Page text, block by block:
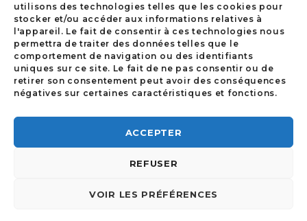
utilisons des technologies telles que les cookies pour
stocker et/ou accéder aux informations relatives à
l'appareil. Le fait de consentir à ces technologies nous
permettra de traiter des données telles que le
comportement de navigation ou des identifiants
uniques sur ce site. Le fait de ne pas consentir ou de
retirer son consentement peut avoir des conséquences
négatives sur certaines caractéristiques et fonctions.
ACCEPTER
REFUSER
VOIR LES PRÉFÉRENCES
QUESTIONS SUR L’ÉVÈNEMENT
Conseil des Notariats de l’Union
Européenne :
info@cnue.be